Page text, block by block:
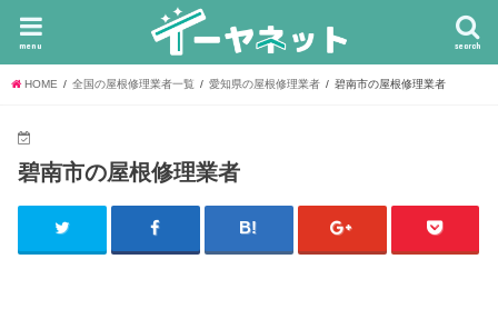
search
menu
HOME 全国の屋根修理業者一覧 愛知県の屋根修理業者 碧南市の屋根修理業者
碧南市の屋根修理業者